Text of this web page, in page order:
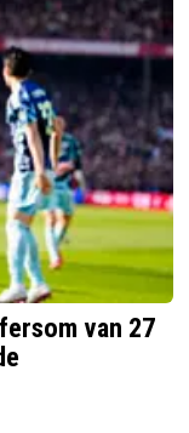
van 27